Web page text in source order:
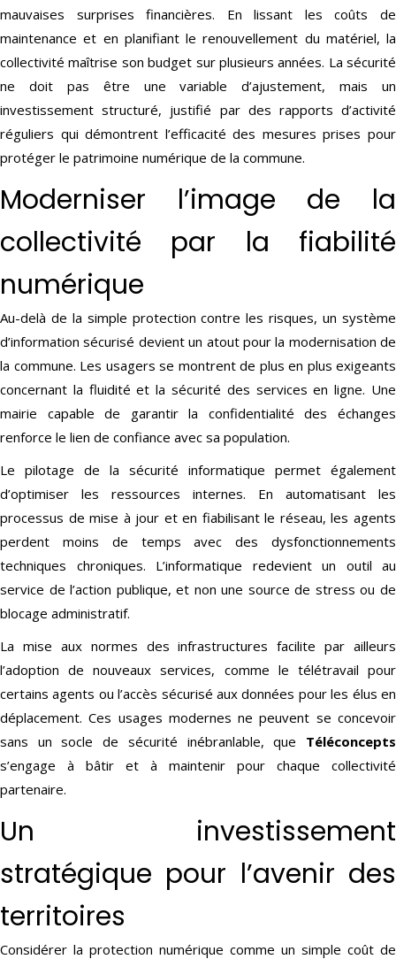
mauvaises surprises financières. En lissant les coûts de
maintenance et en planifiant le renouvellement du matériel, la
collectivité maîtrise son budget sur plusieurs années. La sécurité
ne doit pas être une variable d’ajustement, mais un
investissement structuré, justifié par des rapports d’activité
réguliers qui démontrent l’efficacité des mesures prises pour
protéger le patrimoine numérique de la commune.
Moderniser l’image de la
collectivité par la fiabilité
numérique
Au-delà de la simple protection contre les risques, un système
d’information sécurisé devient un atout pour la modernisation de
la commune. Les usagers se montrent de plus en plus exigeants
concernant la fluidité et la sécurité des services en ligne. Une
mairie capable de garantir la confidentialité des échanges
renforce le lien de confiance avec sa population.
Le pilotage de la sécurité informatique permet également
d’optimiser les ressources internes. En automatisant les
processus de mise à jour et en fiabilisant le réseau, les agents
perdent moins de temps avec des dysfonctionnements
techniques chroniques. L’informatique redevient un outil au
service de l’action publique, et non une source de stress ou de
blocage administratif.
La mise aux normes des infrastructures facilite par ailleurs
l’adoption de nouveaux services, comme le télétravail pour
certains agents ou l’accès sécurisé aux données pour les élus en
déplacement. Ces usages modernes ne peuvent se concevoir
sans un socle de sécurité inébranlable, que Téléconcepts
s’engage à bâtir et à maintenir pour chaque collectivité
partenaire.
Un investissement
stratégique pour l’avenir des
territoires
Considérer la protection numérique comme un simple coût de